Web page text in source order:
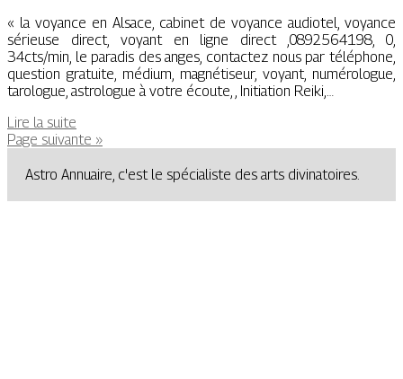
« la voyance en Alsace, cabinet de voyance audiotel, voyance
sérieuse direct, voyant en ligne direct ,0892564198, 0,
34cts/min, le paradis des anges, contactez nous par téléphone,
question gratuite, médium, magnétiseur, voyant, numérologue,
tarologue, astrologue à votre écoute, , Initiation Reiki,…
Lire la suite
Page suivante »
Astro Annuaire, c'est le spécialiste des arts divinatoires.